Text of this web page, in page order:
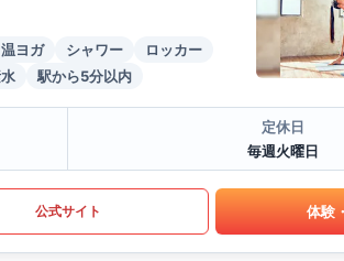
ヨガ シャワー
ロッカー
駅から5分以内
定休日
毎週火曜日
公式サイト 体験